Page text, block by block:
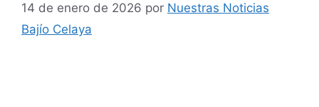
14 de enero de 2026 por Nuestras Noticias
Bajío Celaya